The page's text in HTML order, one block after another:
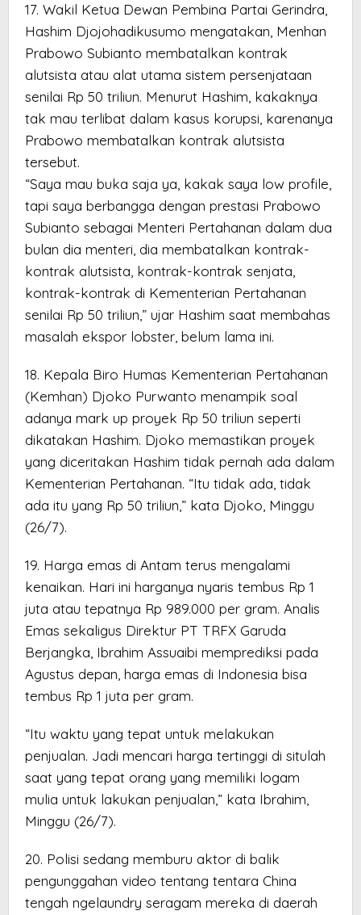
17. Wakil Ketua Dewan Pembina Partai Gerindra,
Hashim Djojohadikusumo mengatakan, Menhan
Prabowo Subianto membatalkan kontrak
alutsista atau alat utama sistem persenjataan
senilai Rp 50 triliun. Menurut Hashim, kakaknya
tak mau terlibat dalam kasus korupsi, karenanya
Prabowo membatalkan kontrak alutsista
tersebut.
“Saya mau buka saja ya, kakak saya low profile,
tapi saya berbangga dengan prestasi Prabowo
Subianto sebagai Menteri Pertahanan dalam dua
bulan dia menteri, dia membatalkan kontrak-
kontrak alutsista, kontrak-kontrak senjata,
kontrak-kontrak di Kementerian Pertahanan
senilai Rp 50 triliun,” ujar Hashim saat membahas
masalah ekspor lobster, belum lama ini.
18. Kepala Biro Humas Kementerian Pertahanan
(Kemhan) Djoko Purwanto menampik soal
adanya mark up proyek Rp 50 triliun seperti
dikatakan Hashim. Djoko memastikan proyek
yang diceritakan Hashim tidak pernah ada dalam
Kementerian Pertahanan. “Itu tidak ada, tidak
ada itu yang Rp 50 triliun,” kata Djoko, Minggu
(26/7).
19. Harga emas di Antam terus mengalami
kenaikan. Hari ini harganya nyaris tembus Rp 1
juta atau tepatnya Rp 989.000 per gram. Analis
Emas sekaligus Direktur PT TRFX Garuda
Berjangka, Ibrahim Assuaibi memprediksi pada
Agustus depan, harga emas di Indonesia bisa
tembus Rp 1 juta per gram.
“Itu waktu yang tepat untuk melakukan
penjualan. Jadi mencari harga tertinggi di situlah
saat yang tepat orang yang memiliki logam
mulia untuk lakukan penjualan,” kata Ibrahim,
Minggu (26/7).
20. Polisi sedang memburu aktor di balik
pengunggahan video tentang tentara China
tengah ngelaundry seragam mereka di daerah